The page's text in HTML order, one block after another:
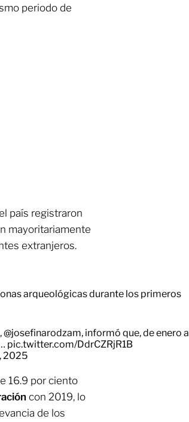
periodo de
país registraron
mayoritariamente
extranjeros.
arqueológicas durante los primeros
@josefinarodzam, informó que, de enero a
pic.twitter.com/DdrCZRjR1B
2025
16.9 por ciento
con 2019, lo
de los